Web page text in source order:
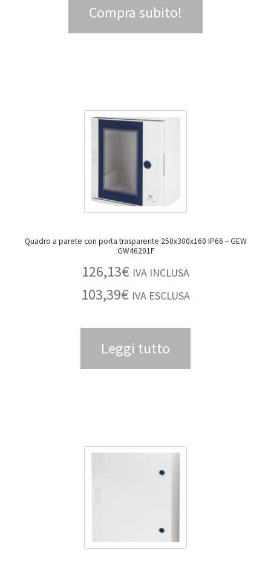
Compra subito!
Quadro a parete con porta trasparente 250x300x160 IP66 – GEW
GW46201F
126,13€ IVA INCLUSA
103,39€ IVA ESCLUSA
Leggi tutto